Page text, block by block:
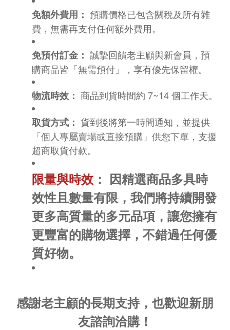
免額外費用： 預購價格已包含關稅及所有雜
費，無需再支付任何額外費用。
免預付訂金： 誠摯回饋老主顧與新會員，預
購商品皆「無需預付」，享有優先保留權。
物流時效： 商品到貨時間約 7~14 個工作天。
取貨方式： 貨到後將第一時間通知，並提供
「個人專屬賣場或直接預購」供您下單，支援
超商取貨付款。
限量與時效 ： 因精選商品多具時
效性且數量有限，我們將持續開發
更多高質量的多元品項，讓您擁有
更豐富的購物選擇，不錯過任何優
質好物。
感謝老主顧的長期支持，也歡迎新朋
友諮詢洽購！